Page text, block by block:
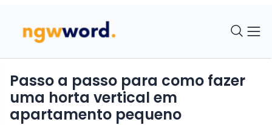
Passo a passo para como fazer
uma horta vertical em
apartamento pequeno